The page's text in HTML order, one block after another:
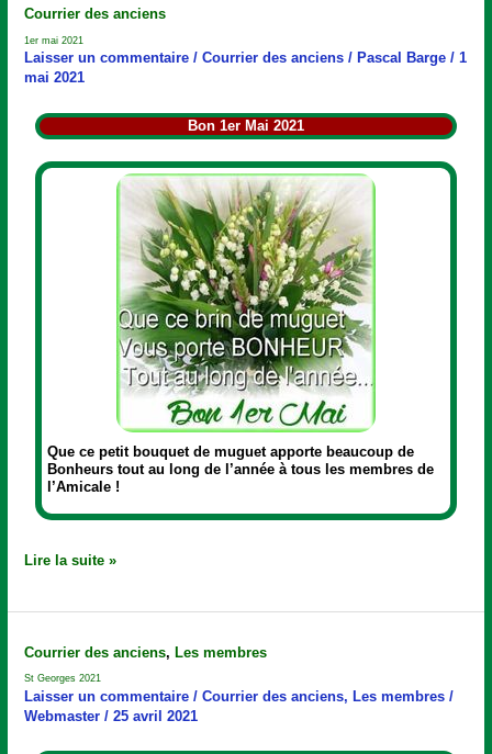
Courrier des anciens
1er mai 2021
Laisser un commentaire /Courrier des anciens / Pascal Barge/1
mai 2021
Bon 1er Mai 2021
Que ce petit bouquet de muguet apporte beaucoup de
Bonheurs tout au long de l’année à tous les membres de
l’Amicale !
1er
2021
Lire la suite »
Courrier des anciens,Les membres
St Georges 2021
Laisser un commentaire /Courrier des anciens,Les membres /
Webmaster/25 avril 2021
St
2021